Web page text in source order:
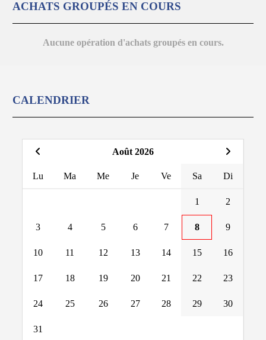
ACHATS GROUPÉS EN COURS
Aucune opération d'achats groupés en cours.
CALENDRIER
Août 2026
Lu Ma Me Je Ve Sa Di
1 2
3 4 5 6 7 8 9
10 11 12 13 14 15 16
17 18 19 20 21 22 23
24 25 26 27 28 29 30
31